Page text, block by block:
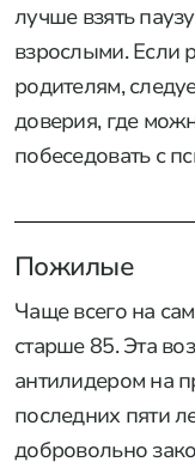
лучше взять
взрослыми. Если
родителям,
доверия, где
побеседовать с
Пожилые
Чаще всего на
старше 85. Эта
антилидером на
последних пяти
добровольно